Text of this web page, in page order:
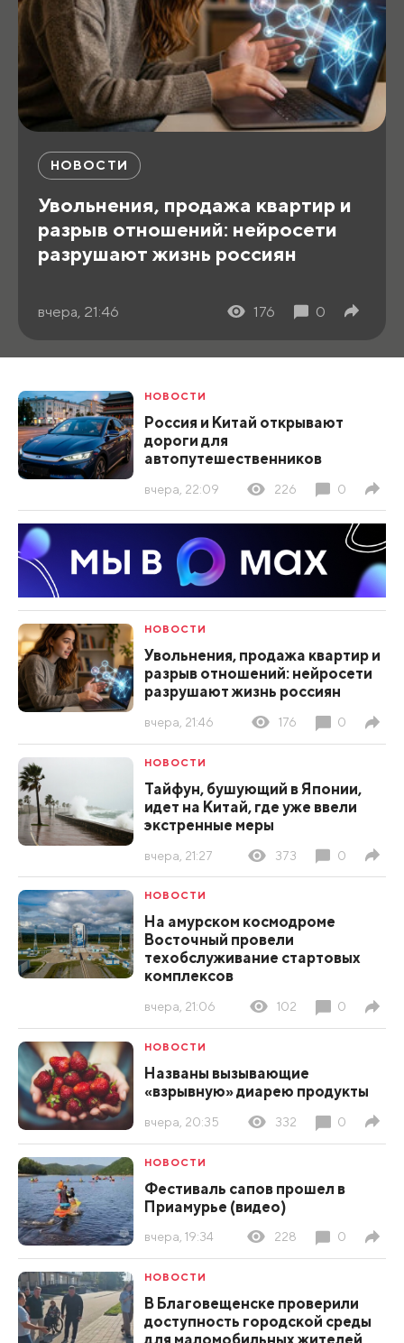
НОВОСТИ
Увольнения, продажа квартир и
разрыв отношений: нейросети
разрушают жизнь россиян
вчера, 21:46 176 0
НОВОСТИ
Россия и Китай открывают
дороги для
автопутешественников
вчера, 22:09 226 0
НОВОСТИ
Увольнения, продажа квартир и
разрыв отношений: нейросети
разрушают жизнь россиян
вчера, 21:46 176 0
НОВОСТИ
Тайфун, бушующий в Японии,
идет на Китай, где уже ввели
экстренные меры
вчера, 21:27 373 0
НОВОСТИ
На амурском космодроме
Восточный провели
техобслуживание стартовых
комплексов
вчера, 21:06 102 0
НОВОСТИ
Названы вызывающие
«взрывную» диарею продукты
вчера, 20:35 332 0
НОВОСТИ
Фестиваль сапов прошел в
Приамурье (видео)
вчера, 19:34 228 0
НОВОСТИ
В Благовещенске проверили
доступность городской среды